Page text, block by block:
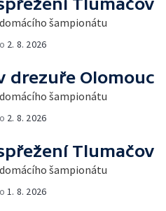
šampionátu
2. 8. 2026
drezuře Olomouc
šampionátu
2. 8. 2026
Tlumačov
šampionátu
1. 8. 2026